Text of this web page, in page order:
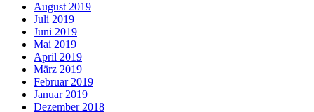
August 2019
Juli 2019
Juni 2019
Mai 2019
April 2019
März 2019
Februar 2019
Januar 2019
Dezember 2018